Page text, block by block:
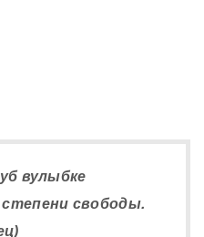
вулыбке
свободы.